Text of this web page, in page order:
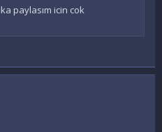
paylasım icin cok